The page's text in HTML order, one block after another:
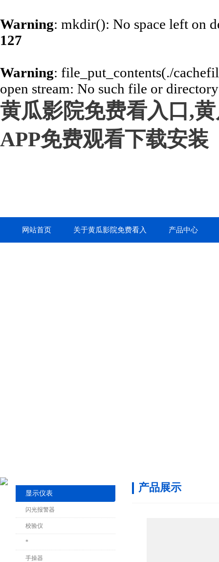
Warning: mkdir(): No space left on
127
Warning: file_put_contents(./
open stream: No such file or
黄瓜影院免费看入口,
APP免费观看下载安装
网站首页 关于黄瓜影院免费看入 产品中心
显示仪表
闪光报警器
校验仪
*
手操器
产品展示